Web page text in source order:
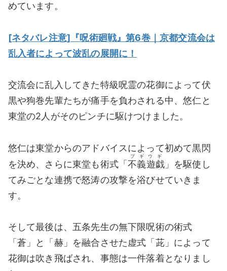
めています。
[ネタバレ注意]『呪術廻戦』第6巻｜京都交流会は
乱入者によって波乱の展開に！
交流会に乱入してきた特級呪霊の花御によって伏
黒や狗巻先輩たちが痛手を負わされる中、悠仁と
東堂の2人がそのピンチに駆けつけました。
悠仁は東堂からのアドバイスによって初めて黒閃
を決め、さらに東堂も術式「不義遊戯
ブギウギ
」を駆使し
てみごとな連携で怒涛の攻撃を浴びせていきま
す。
そして最後は、五条先生の無下限呪術の術式
「蒼」と「赫」を融合させた虚式「茈」によって
花御は吹き飛ばされ、事態は一件落着となりまし